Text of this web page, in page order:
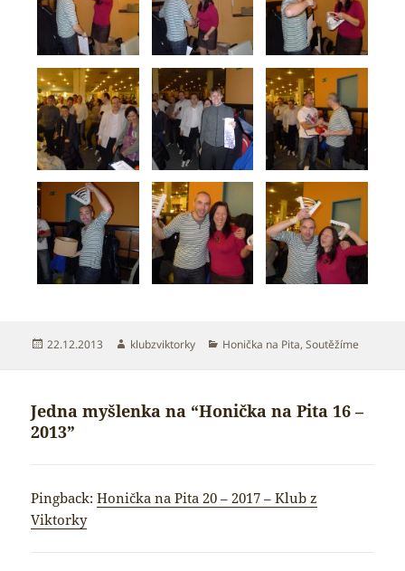
Publikováno:
22.12.2013 Autor:
klubzviktorky Rubriky:
Honička na Pita,Soutěžíme
Jedna myšlenka na “Honička na Pita 16 –
2013”
Pingback:Honička na Pita 20 – 2017 – Klub z
Viktorky